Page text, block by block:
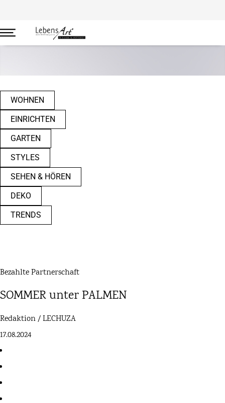
WOHNEN
EINRICHTEN
GARTEN
STYLES
SEHEN & HÖREN
DEKO
TRENDS
Bezahlte Partnerschaft
SOMMER unter PALMEN
Redaktion / LECHUZA
17.08.2024